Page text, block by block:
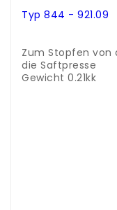
Typ 844 - 921.09
Zum Stopfen von
die Saftpresse
Gewicht 0.21kk